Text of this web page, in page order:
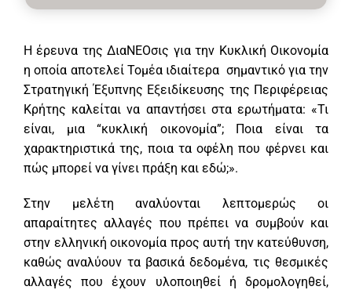
Η έρευνα της ΔιαΝΕΟσις για την Κυκλική Οικονομία
η οποία αποτελεί Τομέα ιδιαίτερα σημαντικό για την
Στρατηγική Έξυπνης Εξειδίκευσης της Περιφέρειας
Κρήτης καλείται να απαντήσει στα ερωτήματα: «Τι
είναι, μια “κυκλική οικονομία”; Ποια είναι τα
χαρακτηριστικά της, ποια τα οφέλη που φέρνει και
πώς μπορεί να γίνει πράξη και εδώ;».
Στην μελέτη αναλύονται λεπτομερώς οι
απαραίτητες αλλαγές που πρέπει να συμβούν και
στην ελληνική οικονομία προς αυτή την κατεύθυνση,
καθώς αναλύουν τα βασικά δεδομένα, τις θεσμικές
αλλαγές που έχουν υλοποιηθεί ή δρομολογηθεί,